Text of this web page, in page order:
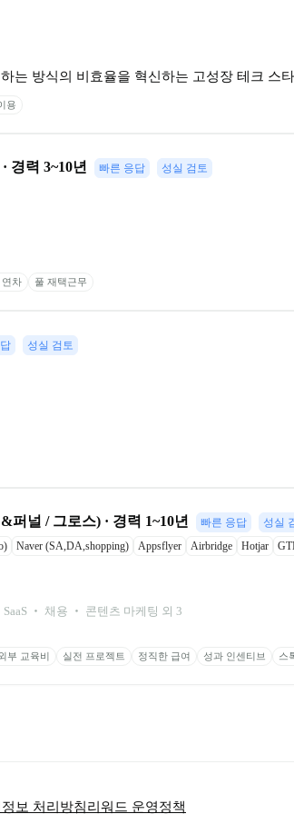
는 방식의 비효율을 혁신하는 고성장 테크 스
용
경력 3~10년 빠른 응답 성실 검토
연차 풀 재택근무
성실 검토
널 / 그로스) · 경력 1~10년 빠른 응답
성실
Naver (SA,DA,shopping) Appsflyer Airbridge Hotjar
‧ 채용 ‧ 콘텐츠 마케팅 외 3
부 교육비 실전 프로젝트 정직한 급여 성과 인센티브 스
보 처리방침리워드 운영정책